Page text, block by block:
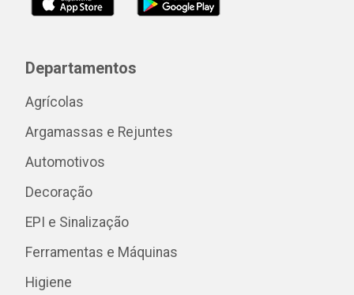
Departamentos
Agrícolas
Argamassas e Rejuntes
Automotivos
Decoração
EPI e Sinalização
Ferramentas e Máquinas
Higiene